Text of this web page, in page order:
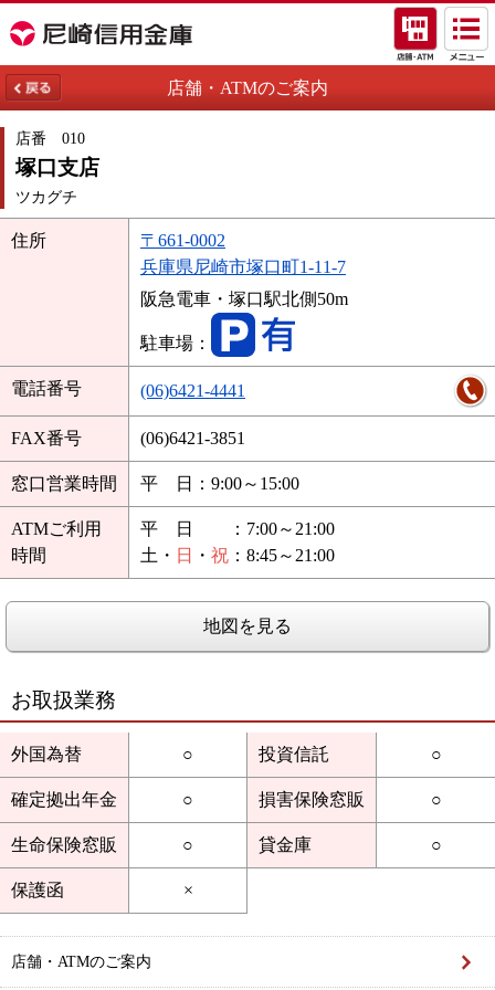
店舗・
店舗・ATMのご案内
店番 010
塚口支店
ツカグチ
住所
〒661-0002
兵庫県尼崎市塚口町1-11-7
阪急電車・塚口駅北側50m
駐車場：
電話番号 (06)6421-4441
FAX番号 (06)6421-3851
窓口営業時間 平 日 ：9:00～15:00
ATMご利用
時間
平 日
：7:00～21:00
土 ・ 日 ・ 祝 ：8:45～21:00
地図を見る
お取扱業務
外国為替 ○ 投資信託 ○
確定拠出年金 ○ 損害保険窓販 ○
生命保険窓販 ○ 貸金庫 ○
保護函 ×
店舗・ATMのご案内